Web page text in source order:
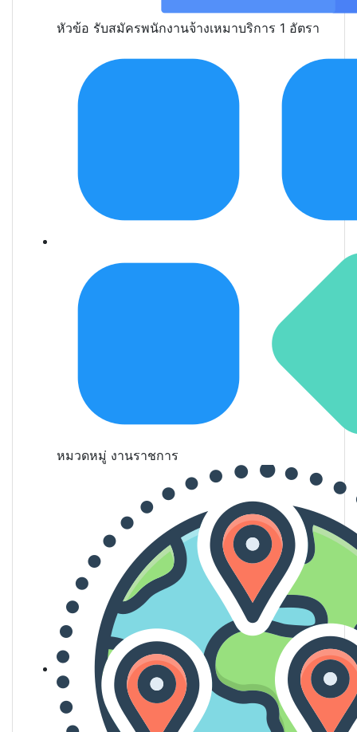
หัวข้อ รับสมัครพนักงานจ้างเหมาบริการ 1 อัตรา
หมวดหมู่ งานราชการ